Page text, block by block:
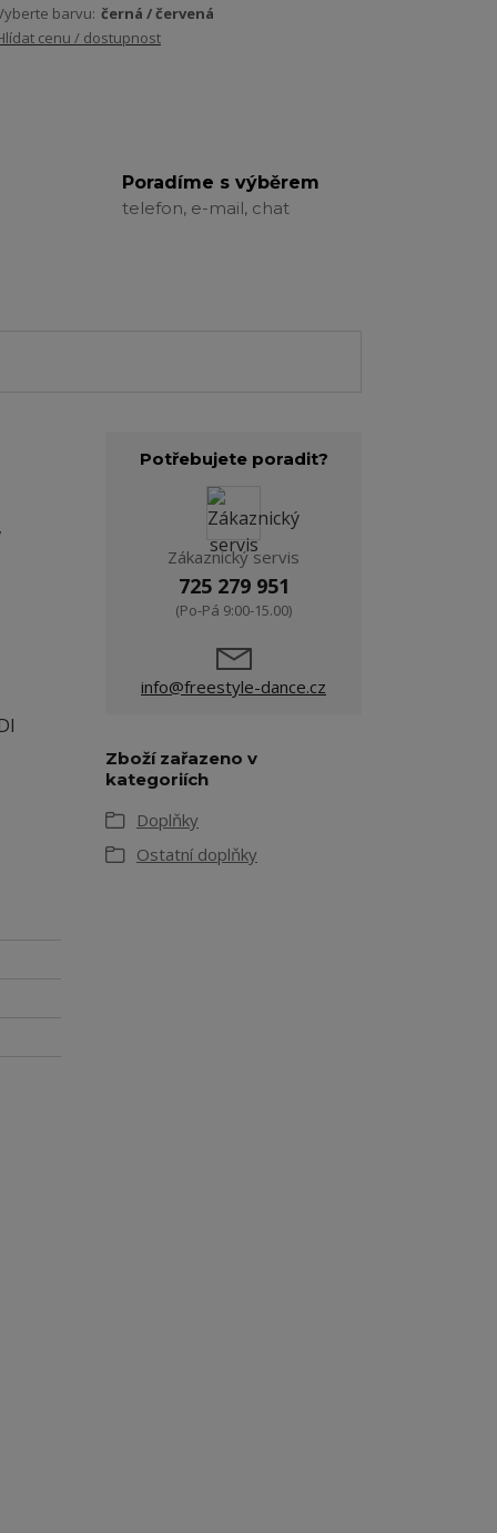
barvu: černá / červená
cenu / dostupnost
Poradíme s výběrem
telefon, e-mail, chat
Potřebujete poradit?
Zákaznický servis
725 279 951
(Po-Pá 9:00-15.00)
info@freestyle-dance.cz
Zboží zařazeno v
kategoriích
Doplňky
Ostatní doplňky